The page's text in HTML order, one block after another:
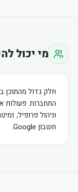
מי יכול
חלק גדול מהתוכן
התחברות. פעולות
וניהול פרופיל,
חשבון Google.